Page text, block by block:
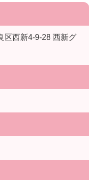
区西新4-9-28 西新グ